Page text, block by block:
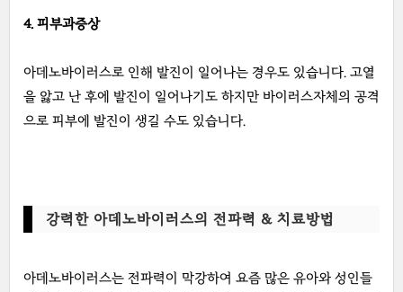
4. 피부과증상
아데노바이러스로 인해 발진이 일어나는 경우도 있습니다. 고열
을 앓고 난 후에 발진이 일어나기도 하지만 바이러스자체의 공격
으로 피부에 발진이 생길 수도 있습니다.
강력한 아데노바이러스의 전파력 & 치료방법
아데노바이러스는 전파력이 막강하여 요즘 많은 유아와 성인들